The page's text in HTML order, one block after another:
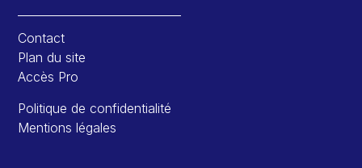
Contact
Plan du site
Accès Pro
Politique de confidentialité
Mentions légales